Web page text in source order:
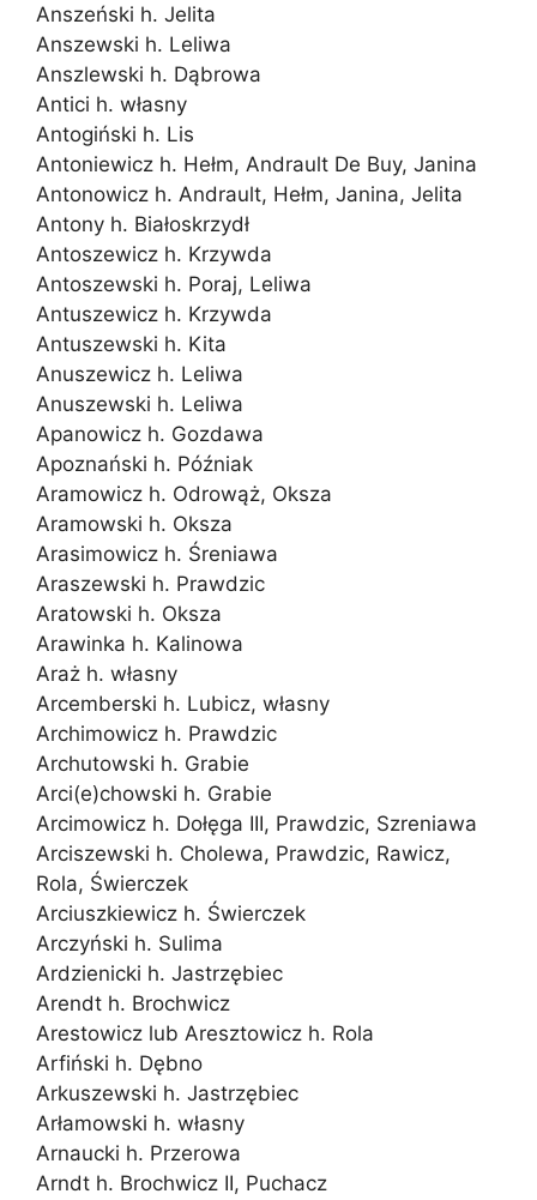
Anszeński h. Jelita
Anszewski h. Leliwa
Anszlewski h. Dąbrowa
Antici h. własny
Antogiński h. Lis
Antoniewicz h. Hełm, Andrault De Buy, Janina
Antonowicz h. Andrault, Hełm, Janina, Jelita
Antony h. Białoskrzydł
Antoszewicz h. Krzywda
Antoszewski h. Poraj, Leliwa
Antuszewicz h. Krzywda
Antuszewski h. Kita
Anuszewicz h. Leliwa
Anuszewski h. Leliwa
Apanowicz h. Gozdawa
Apoznański h. Późniak
Aramowicz h. Odrowąż, Oksza
Aramowski h. Oksza
Arasimowicz h. Śreniawa
Araszewski h. Prawdzic
Aratowski h. Oksza
Arawinka h. Kalinowa
Araż h. własny
Arcemberski h. Lubicz, własny
Archimowicz h. Prawdzic
Archutowski h. Grabie
Arci(e)chowski h. Grabie
Arcimowicz h. Dołęga III, Prawdzic, Szreniawa
Arciszewski h. Cholewa, Prawdzic, Rawicz,
Rola, Świerczek
Arciuszkiewicz h. Świerczek
Arczyński h. Sulima
Ardzienicki h. Jastrzębiec
Arendt h. Brochwicz
Arestowicz lub Aresztowicz h. Rola
Arfiński h. Dębno
Arkuszewski h. Jastrzębiec
Arłamowski h. własny
Arnaucki h. Przerowa
Arndt h. Brochwicz II, Puchacz